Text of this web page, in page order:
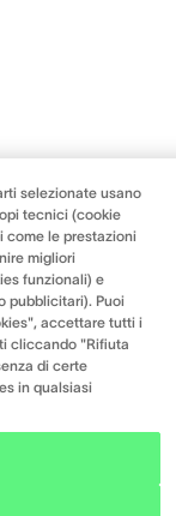
selezionate usano
tecnici (cookie
come le prestazioni
migliori
funzionali) e
pubblicitari). Puoi
accettare tutti i
cliccando "Rifiuta
di certe
in qualsiasi